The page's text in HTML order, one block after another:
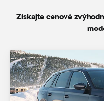
Získajte cenové